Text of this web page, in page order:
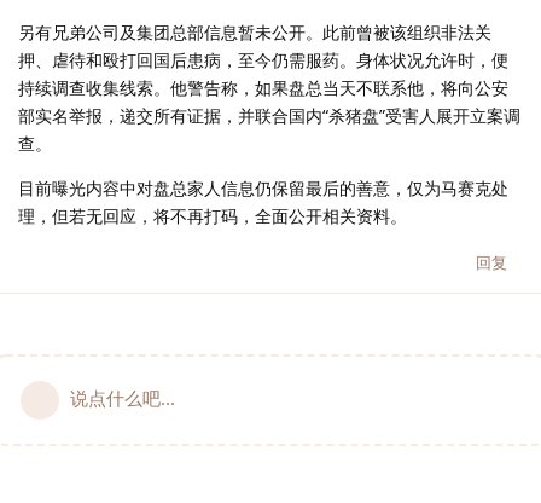
另有兄弟公司及集团总部信息暂未公开。此前曾被该组织非法关
押、虐待和殴打回国后患病，至今仍需服药。身体状况允许时，便
持续调查收集线索。他警告称，如果盘总当天不联系他，将向公安
部实名举报，递交所有证据，并联合国内“杀猪盘”受害人展开立案调
查。
目前曝光内容中对盘总家人信息仍保留最后的善意，仅为马赛克处
理，但若无回应，将不再打码，全面公开相关资料。
回复
说点什么吧...